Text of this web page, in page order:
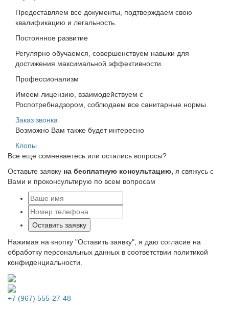
Предоставляем все документы, подтверждаем свою
квалификацию и легальность.
Постоянное развитие
Регулярно обучаемся, совершенствуем навыки для
достижения максимальной эффективности.
Профессионализм
Имеем лицензию, взаимодействуем с
Роспотребнадзором, соблюдаем все санитарные нормы.
Заказ звонка
Возможно Вам также будет интересно
Клопы
Все еще сомневаетесь или остались вопросы?
Оставьте заявку на бесплатную консультацию, я свяжусь с
Вами и проконсультирую по всем вопросам
Оставить заявку
Нажимая на кнопку "Оставить заявку", я даю согласие на
обработку персональных данных в соответствии политикой
конфиденциальности.
+7 (967) 555-27-48